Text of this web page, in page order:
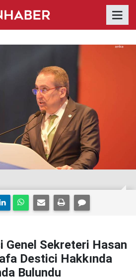
Genel Sekreteri Hasan
Destici Hakkında
Bulundu